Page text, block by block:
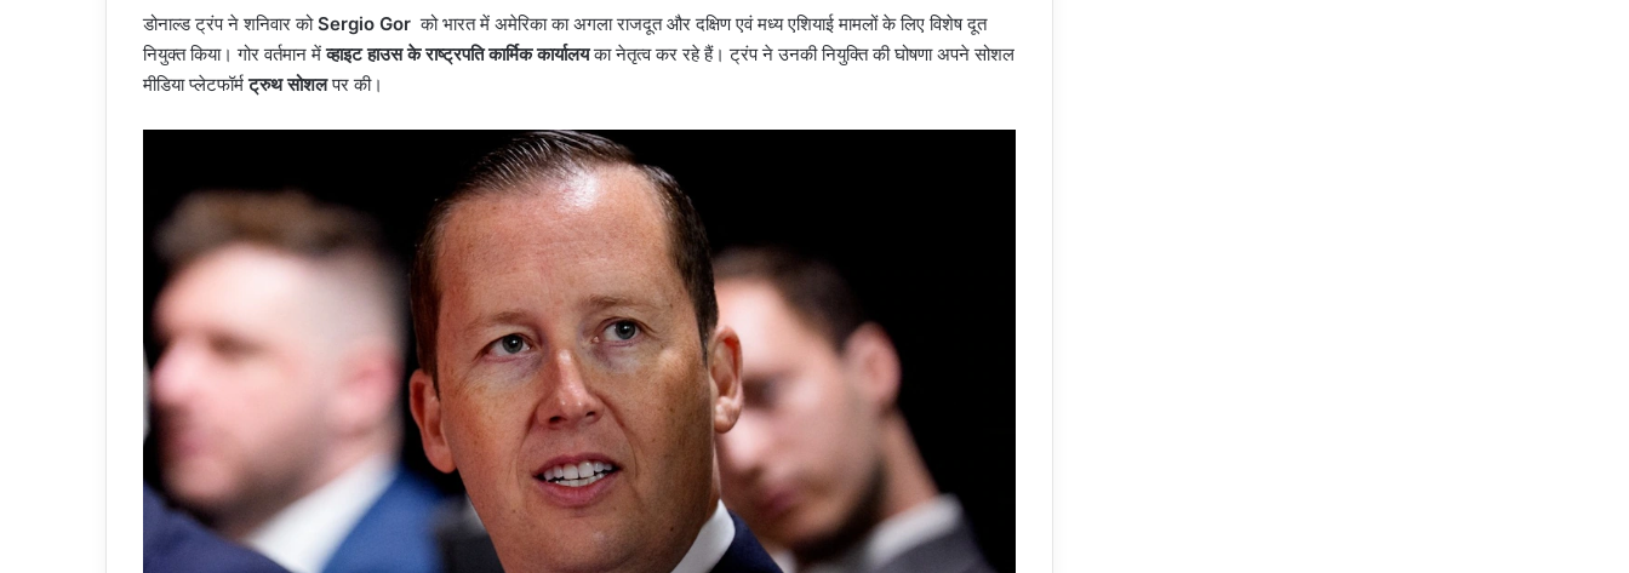
डोनाल्ड ट्रंप ने शनिवार कोSergio Gor को भारत में अमेरिका का अगला राजदूत और दक्षिण एवं मध्य एशियाई मामलों के लिए विशेष दूत
नियुक्त किया। गोर वर्तमान मेंव्हाइट हाउस के राष्ट्रपति कार्मिक कार्यालयका नेतृत्व कर रहे हैं। ट्रंप ने उनकी नियुक्ति की घोषणा अपने सोशल
मीडिया प्लेटफॉर्मट्रुथ सोशलपर की।